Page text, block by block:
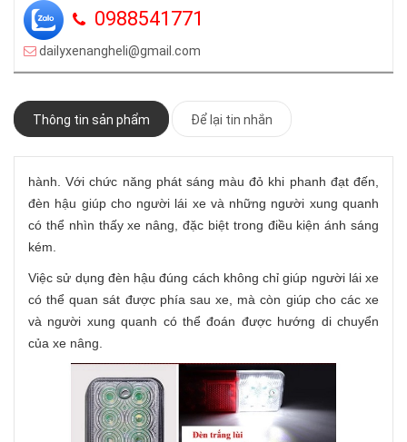
0988541771
dailyxenangheli@gmail.com
Thông tin sản phẩm Để lại tin nhắn
hành. Với chức năng phát sáng màu đỏ khi phanh đạt đến,
đèn hậu giúp cho người lái xe và những người xung quanh
có thể nhìn thấy xe nâng, đặc biệt trong điều kiện ánh sáng
kém.
Việc sử dụng đèn hậu đúng cách không chỉ giúp người lái xe
có thể quan sát được phía sau xe, mà còn giúp cho các xe
và người xung quanh có thể đoán được hướng di chuyển
của xe nâng.